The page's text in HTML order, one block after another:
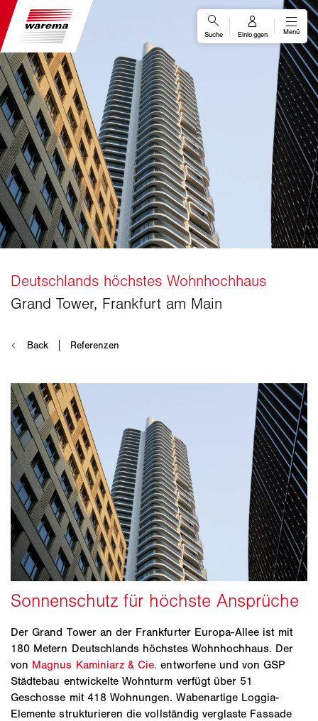
Der Grand Tower an der Frankfurter Europa-Allee ist mit
180 Metern Deutschlands höchstes Wohnhochhaus. Der
von Magnus Kaminiarz & Cie. entworfene und von GSP
Städtebau entwickelte Wohnturm verfügt über 51
Geschosse mit 418 Wohnungen. Wabenartige Loggia-
Elemente strukturieren die vollständig verglaste Fassade